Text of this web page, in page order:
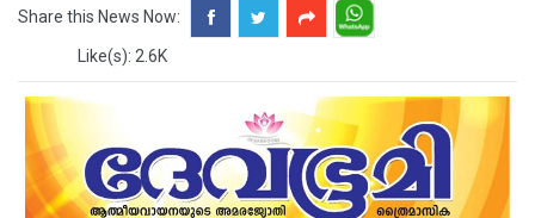
Share this News Now:
Like(s): 2.6K